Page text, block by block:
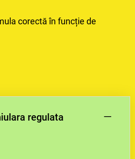
corectă în funcție de
regulata –